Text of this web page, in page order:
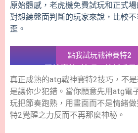
原始體感，老虎機免費試玩和正式場
對想練盤面判斷的玩家來說，比較
歪。
點我試玩戰神賽特2
真正成熟的atg戰神賽特2技巧，不
是讓你少犯錯。當你願意先用atg電
玩把節奏跑熟，用畫面而不是情緒
特2覺醒之力反而不再那麼神秘。